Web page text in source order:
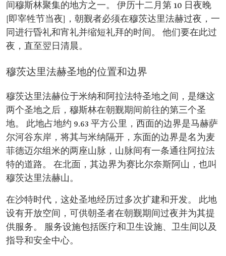
间穆斯林聚集的地方之一。 伊历十二月第 10 日夜晚
[即宰牲节当夜]，朝觐者必须在穆茨达里法赫过夜，一
同进行昏礼和宵礼并缩短礼拜的时间。 他们要在此过
夜，直至翌日清晨。
穆茨达里法赫圣地的位置和边界
穆茨达里法赫位于米纳和阿拉法特圣地之间，是继这
两个圣地之后，穆斯林在朝觐期间前往的第三个圣
地。 此地占地约 9.63 平方公里，西面的边界是马赫萨
尔河谷东岸，将其与米纳隔开，东面的边界是名为麦
菲德迈尔组米的两座山脉，山脉间有一条通往阿拉法
特的道路。 在北面，其边界为赛比尔奈斯阿山，也叫
穆茨达里法赫山。
在沙特时代，这处圣地经历过多次扩建和开发。 此地
设有开放空间，可供朝圣者在朝觐期间过夜并为其提
供服务。 服务设施包括医疗和卫生设施、卫生间以及
指导和安全中心。